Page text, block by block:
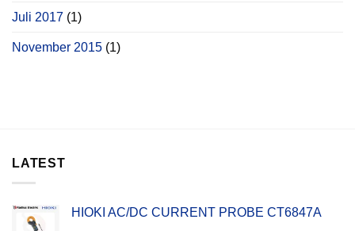
Juli 2017 (1)
November 2015 (1)
LATEST
HIOKI AC/DC CURRENT PROBE CT6847A